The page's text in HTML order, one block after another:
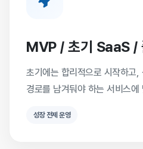
MVP / 초기 SaaS /
초기에는 합리적으로 시작하고
경로를 남겨둬야 하는 서비스에
성장 전제 운영